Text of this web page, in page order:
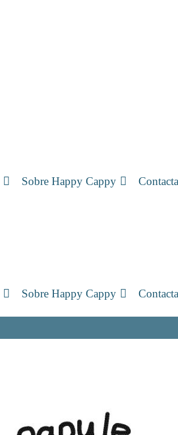
Sobre Happy Cappy
Sobre Happy Cappy